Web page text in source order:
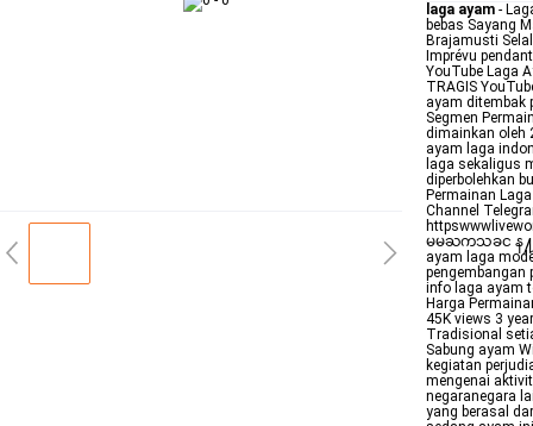
laga ayam -
bebas Sayang
Brajamusti
Imprévu
YouTube Laga
TRAGIS
ayam ditembak
Segmen
dimainkan oleh
ayam laga
laga sekaligus
diperbolehkan
Permainan
Channel
မမႀကသခင န႔
ayam laga
pengembangan
info laga ayam
Harga
45K views 3
Tradisional
Sabung ayam
kegiatan
mengenai
negaranegara
yang berasal